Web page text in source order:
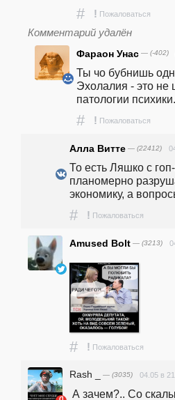
# ! Пожаловаться
Комментарий удалён
Фараон Унас — (-402)
Ты чо бубнишь
Эхолалия - это не
патологии психики.
# ! Пожаловаться
Алла Витте — (22412)
То есть Ляшко с
планомерно
экономику, а
# ! Пожаловаться
Amused Bolt — (3213)
# ! Пожаловаться
Rash _ — (3035) 04.05 в